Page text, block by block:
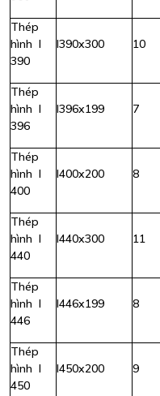
Thép
hình I
390
I390x300 10
Thép
hình I
396
I396x199 7
Thép
hình I
400
I400x200 8
Thép
hình I
440
I440x300 11
Thép
hình I
446
I446x199 8
Thép
hình I
450
I450x200 9